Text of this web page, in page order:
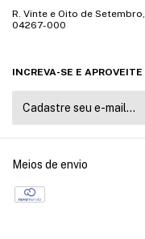
R. Vinte e Oito de Setembro,
04267-000
INCREVA-SE E
Meios de envio